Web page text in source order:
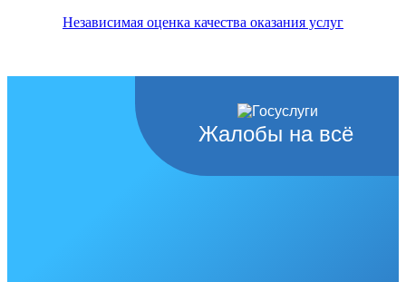
Независимая оценка качества оказания услуг
Жалобы на всё